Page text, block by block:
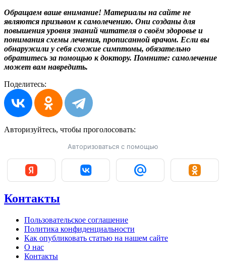
Обращаем ваше внимание! Материалы на сайте не
являются призывом к самолечению. Они созданы для
повышения уровня знаний читателя о своём здоровье и
понимания схемы лечения, прописанной врачом. Если вы
обнаружили у себя схожие симптомы, обязательно
обратитесь за помощью к доктору. Помните: самолечение
может вам навредить.
Поделитесь:
Авторизуйтесь, чтобы проголосовать:
Авторизоваться с помощью
Контакты
Пользовательское соглашение
Политика конфиденциальности
Как опубликовать статью на нашем сайте
О нас
Контакты